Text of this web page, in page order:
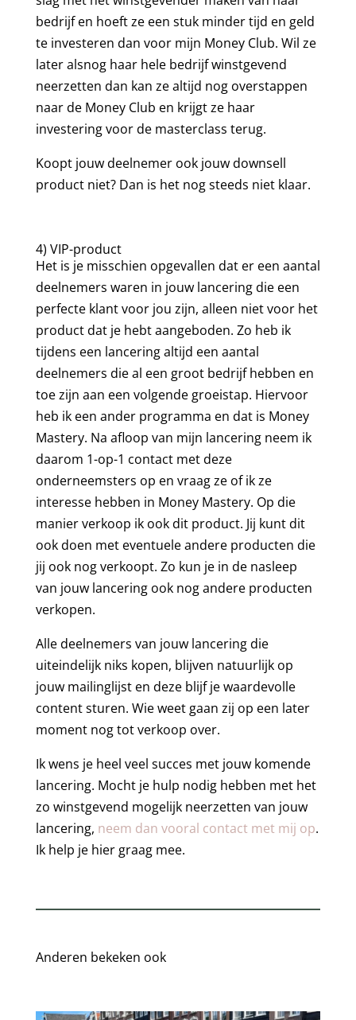
bedrijf en hoeft ze een stuk minder tijd en geld
te investeren dan voor mijn Money Club. Wil ze
later alsnog haar hele bedrijf winstgevend
neerzetten dan kan ze altijd nog overstappen
naar de Money Club en krijgt ze haar
investering voor de masterclass terug.
Koopt jouw deelnemer ook jouw downsell
product niet? Dan is het nog steeds niet klaar.
4) VIP-product
Het is je misschien opgevallen dat er een aantal
deelnemers waren in jouw lancering die een
perfecte klant voor jou zijn, alleen niet voor het
product dat je hebt aangeboden. Zo heb ik
tijdens een lancering altijd een aantal
deelnemers die al een groot bedrijf hebben en
toe zijn aan een volgende groeistap. Hiervoor
heb ik een ander programma en dat is Money
Mastery. Na afloop van mijn lancering neem ik
daarom 1-op-1 contact met deze
onderneemsters op en vraag ze of ik ze
interesse hebben in Money Mastery. Op die
manier verkoop ik ook dit product. Jij kunt dit
ook doen met eventuele andere producten die
jij ook nog verkoopt. Zo kun je in de nasleep
van jouw lancering ook nog andere producten
verkopen.
Alle deelnemers van jouw lancering die
uiteindelijk niks kopen, blijven natuurlijk op
jouw mailinglijst en deze blijf je waardevolle
content sturen. Wie weet gaan zij op een later
moment nog tot verkoop over.
Ik wens je heel veel succes met jouw komende
lancering. Mocht je hulp nodig hebben met het
zo winstgevend mogelijk neerzetten van jouw
lancering, neem dan vooral contact met mij op.
Ik help je hier graag mee.
Anderen bekeken ook